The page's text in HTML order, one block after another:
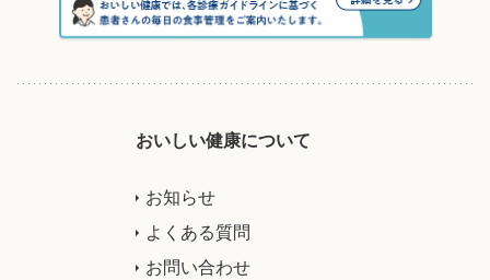
おいしい健康について
お知らせ
よくある質問
お問い合わせ